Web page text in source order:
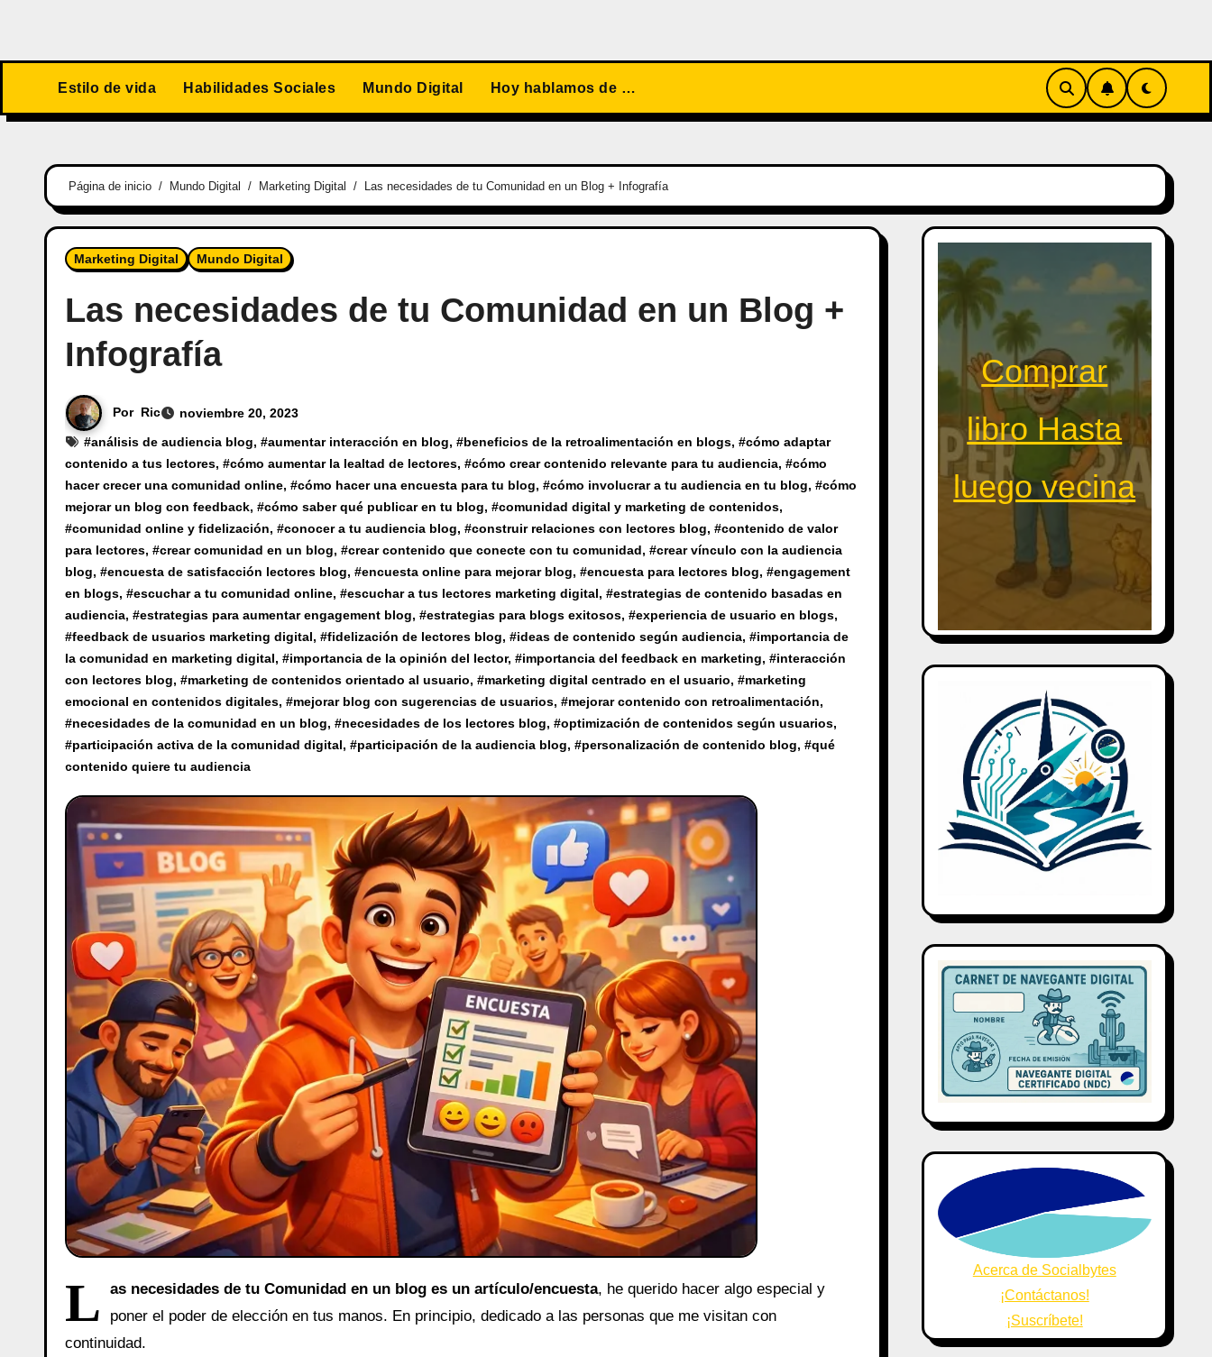
Estilo de vida Habilidades Sociales Mundo Digital Hoy hablamos de …
Página de inicio Mundo Digital Marketing Digital Las necesidades de tu Comunidad en un Blog + Infografía
Marketing Digital Mundo Digital
Las necesidades de tu Comunidad en un Blog +
Infografía
Por Ric
noviembre 20, 2023
#análisis de audiencia blog, #aumentar interacción en blog, #beneficios de la retroalimentación en blogs, #cómo adaptar
contenido a tus lectores, #cómo aumentar la lealtad de lectores, #cómo crear contenido relevante para tu audiencia, #cómo
hacer crecer una comunidad online, #cómo hacer una encuesta para tu blog, #cómo involucrar a tu audiencia en tu blog, #cómo
mejorar un blog con feedback, #cómo saber qué publicar en tu blog, #comunidad digital y marketing de contenidos,
#comunidad online y fidelización, #conocer a tu audiencia blog, #construir relaciones con lectores blog, #contenido de valor
para lectores, #crear comunidad en un blog, #crear contenido que conecte con tu comunidad, #crear vínculo con la audiencia
blog, #encuesta de satisfacción lectores blog, #encuesta online para mejorar blog, #encuesta para lectores blog, #engagement
en blogs, #escuchar a tu comunidad online, #escuchar a tus lectores marketing digital, #estrategias de contenido basadas en
audiencia, #estrategias para aumentar engagement blog, #estrategias para blogs exitosos, #experiencia de usuario en blogs,
#feedback de usuarios marketing digital, #fidelización de lectores blog, #ideas de contenido según audiencia, #importancia de
la comunidad en marketing digital, #importancia de la opinión del lector, #importancia del feedback en marketing, #interacción
con lectores blog, #marketing de contenidos orientado al usuario, #marketing digital centrado en el usuario, #marketing
emocional en contenidos digitales, #mejorar blog con sugerencias de usuarios, #mejorar contenido con retroalimentación,
#necesidades de la comunidad en un blog, #necesidades de los lectores blog, #optimización de contenidos según usuarios,
#participación activa de la comunidad digital, #participación de la audiencia blog, #personalización de contenido blog, #qué
contenido quiere tu audiencia
L as necesidades de tu Comunidad en un blog es un artículo/encuesta, he querido hacer algo especial y
poner el poder de elección en tus manos. En principio, dedicado a las personas que me visitan con
continuidad.
Comprar
libro Hasta
luego vecina
Acerca de Socialbytes
¡Contáctanos!
¡Suscríbete!